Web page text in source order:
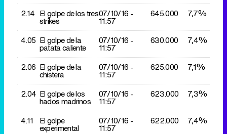
2.14 El golpe de los tres
strikes
07/10/16 -
11:57
645.000 7,7%
4.05 El golpe de la
patata caliente
07/10/16 -
11:57
630.000 7,4%
2.06 El golpe de la
chistera
07/10/16 -
11:57
625.000 7,1%
2.04 El golpe de los
hados madrinos
07/10/16 -
11:57
623.000 7,3%
4.11 El golpe
experimental
07/10/16 -
11:57
622.000 7,4%